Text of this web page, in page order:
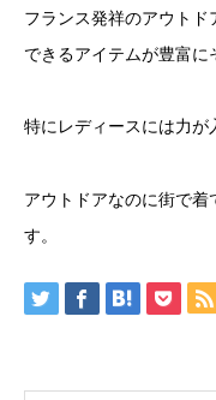
フランス発祥のアウト
できるアイテムが豊富に
特にレディースには力が
アウトドアなのに街で着
す。